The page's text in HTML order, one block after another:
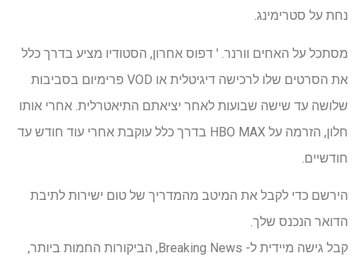
נחת על סטרימינג.
מסתכל על האחים וורנר. ' דפוס אחרון, הסטודיו מציע בדרך כלל
את הסרטים שלו לרכישה דיגיטלית או VOD פרימיום בסביבות
שלושה עד שישה שבועות לאחר יציאתם התיאטרלית. אחרי אותו
חלון, הזרמה על HBO MAX בדרך כלל עוקבת אחרי עוד חודש עד
חודשיים.
הירשם כדי לקבל את המיטב מהמדריך של טום ישירות לתיבת
הדואר הנכנס שלך.
קבל גישה מיידית ל- Breaking News, הביקורות החמות ביותר,